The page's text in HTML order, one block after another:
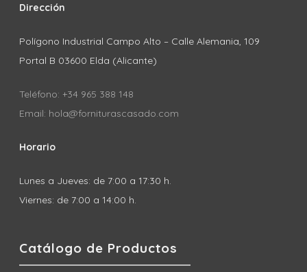
Dirección
Polígono Industrial Campo Alto – Calle Alemania, 109
Portal B 03600 Elda (Alicante)
Teléfono: +34 965 388 148
Email: hola@forniturascasado.com
Horario
Lunes a Jueves: de 7:00 a 17:30 h.
Viernes: de 7:00 a 14:00 h.
Catálogo de Productos